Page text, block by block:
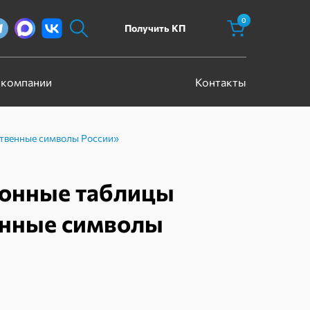
Получить КП
0
Контакты
символы России»
таблицы
символы